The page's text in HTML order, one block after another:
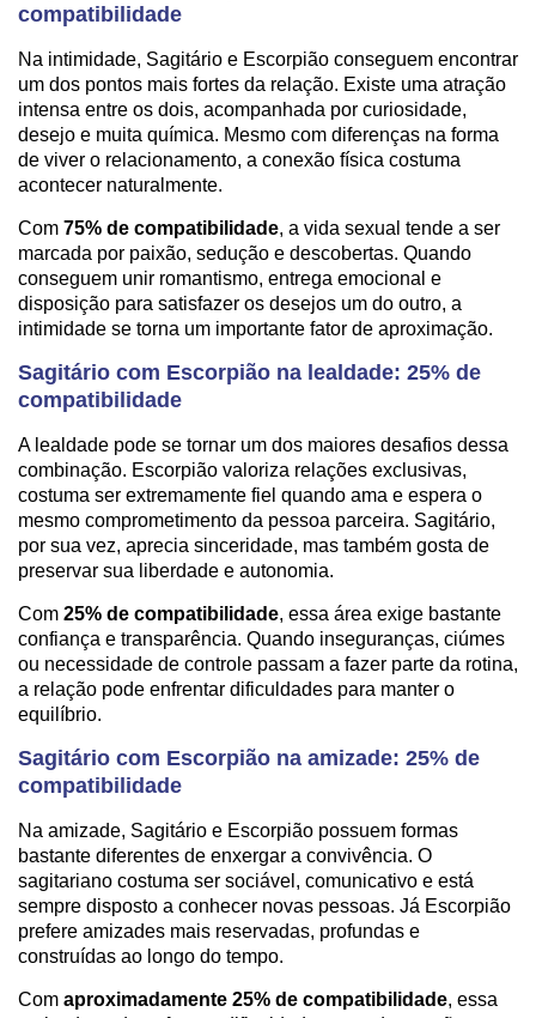
compatibilidade
Na intimidade, Sagitário e Escorpião conseguem encontrar
um dos pontos mais fortes da relação. Existe uma atração
intensa entre os dois, acompanhada por curiosidade,
desejo e muita química. Mesmo com diferenças na forma
de viver o relacionamento, a conexão física costuma
acontecer naturalmente.
Com 75% de compatibilidade, a vida sexual tende a ser
marcada por paixão, sedução e descobertas. Quando
conseguem unir romantismo, entrega emocional e
disposição para satisfazer os desejos um do outro, a
intimidade se torna um importante fator de aproximação.
Sagitário com Escorpião na lealdade: 25% de
compatibilidade
A lealdade pode se tornar um dos maiores desafios dessa
combinação. Escorpião valoriza relações exclusivas,
costuma ser extremamente fiel quando ama e espera o
mesmo comprometimento da pessoa parceira. Sagitário,
por sua vez, aprecia sinceridade, mas também gosta de
preservar sua liberdade e autonomia.
Com 25% de compatibilidade, essa área exige bastante
confiança e transparência. Quando inseguranças, ciúmes
ou necessidade de controle passam a fazer parte da rotina,
a relação pode enfrentar dificuldades para manter o
equilíbrio.
Sagitário com Escorpião na amizade: 25% de
compatibilidade
Na amizade, Sagitário e Escorpião possuem formas
bastante diferentes de enxergar a convivência. O
sagitariano costuma ser sociável, comunicativo e está
sempre disposto a conhecer novas pessoas. Já Escorpião
prefere amizades mais reservadas, profundas e
construídas ao longo do tempo.
Com aproximadamente 25% de compatibilidade, essa